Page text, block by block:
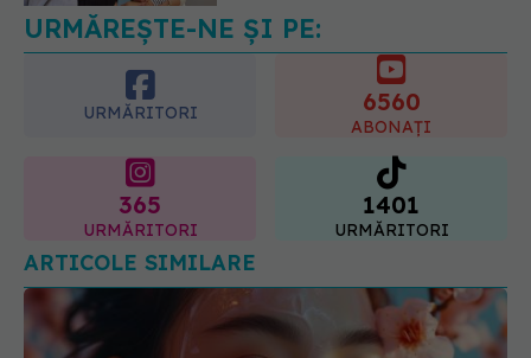
URMĂRITORI
365 1401
URMĂRITORI
ARTICOLE SIMILARE